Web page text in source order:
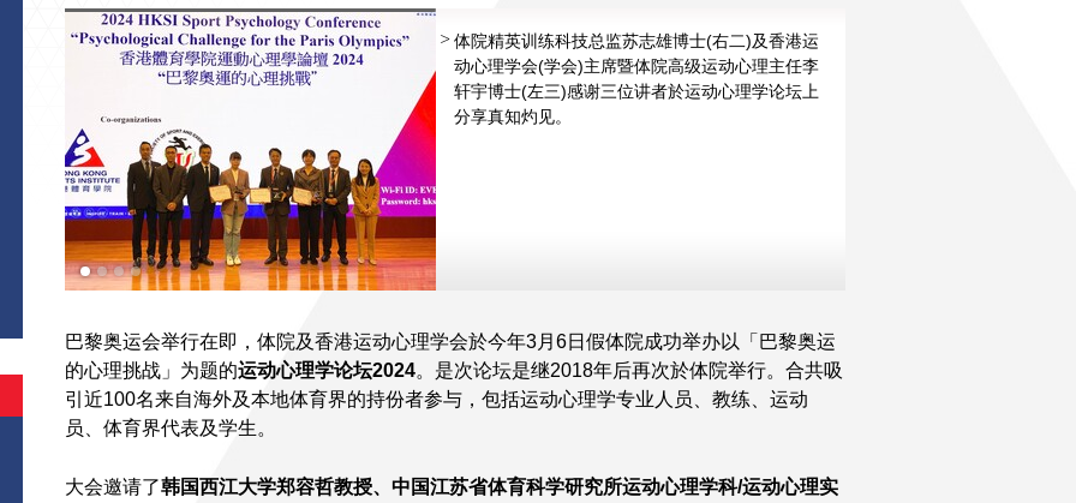
体院精英训练科技总监苏志雄博士(右二)及香港运
动心理学会(学会)主席暨体院高级运动心理主任李
轩宇博士(左三)感谢三位讲者於运动心理学论坛上
分享真知灼见。
巴黎奥运会举行在即，体院及香港运动心理学会於今年3月6日假体院成功举办以「巴黎奥运
的心理挑战」为题的运动心理学论坛2024。是次论坛是继2018年后再次於体院举行。合共吸
引近100名来自海外及本地体育界的持份者参与，包括运动心理学专业人员、教练、运动
员、体育界代表及学生。
大会邀请了韩国西江大学郑容哲教授、中国江苏省体育科学研究所运动心理学科/运动心理实